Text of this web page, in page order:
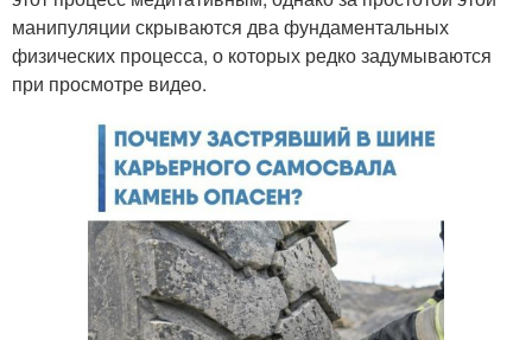
манипуляции скрываются два фундаментальных
физических процесса, о которых редко задумываются
при просмотре видео.